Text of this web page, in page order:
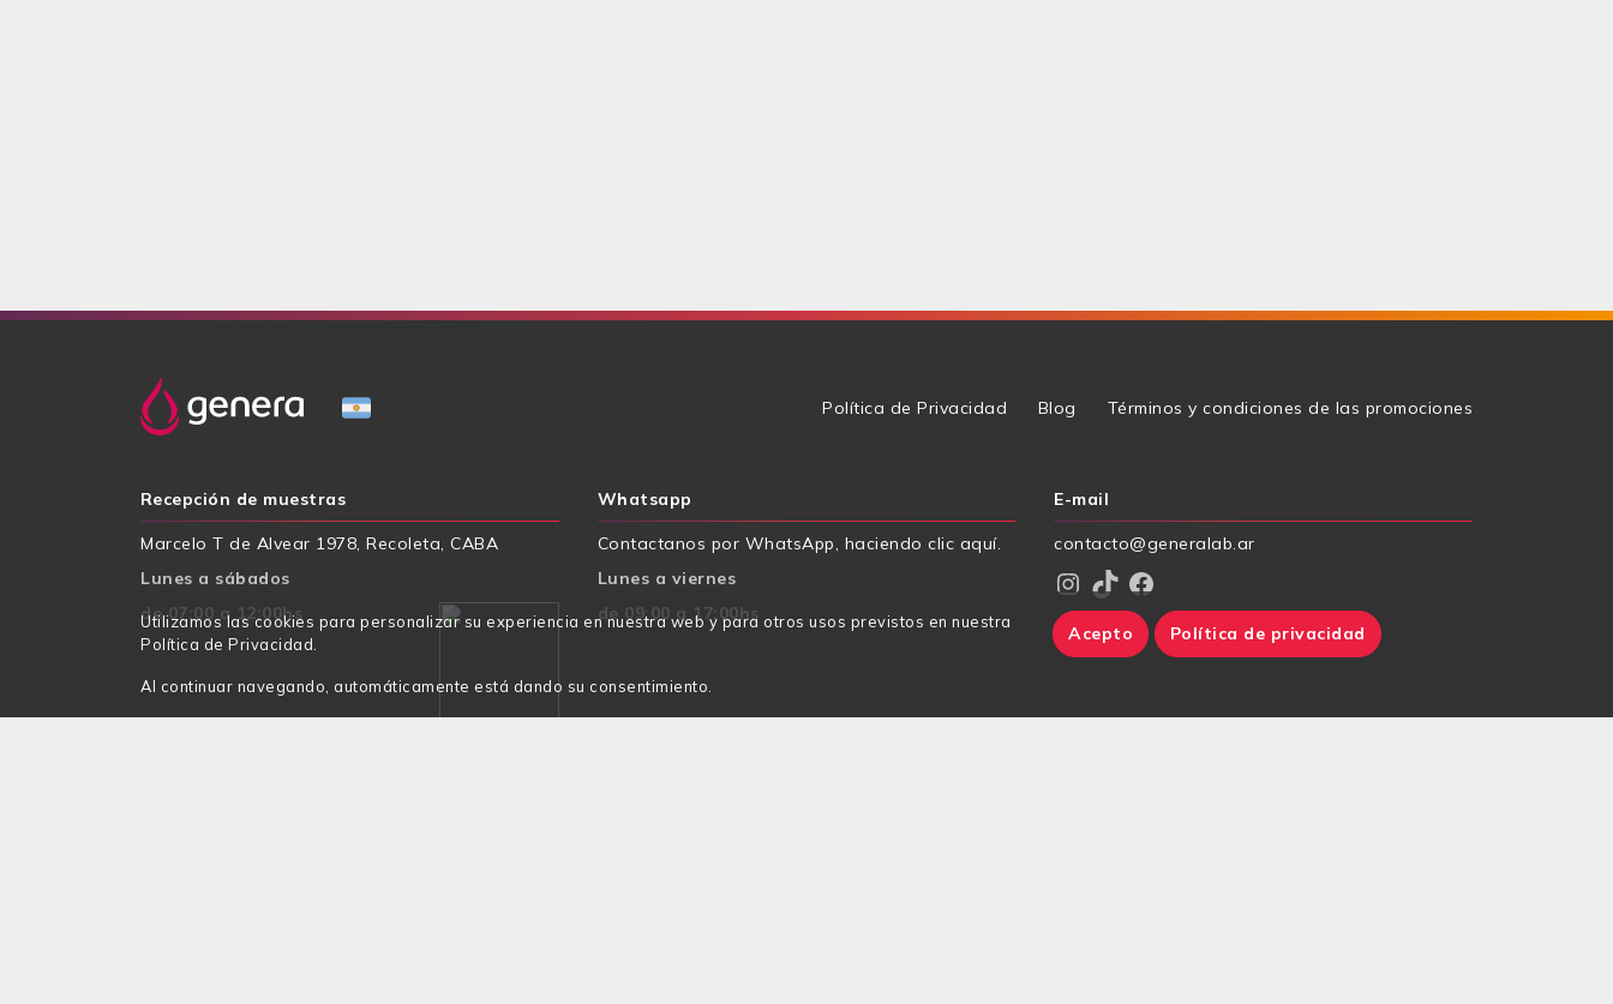
Utilizamos las cookies para personalizar su experiencia en nuestra web y para otros usos previstos en nuestra
Política de Privacidad.
Al continuar navegando, automáticamente está dando su consentimiento.
Acepto Política de privacidad
Política de Privacidad Blog Términos y condiciones de las promociones
Recepción de muestras
Marcelo T de Alvear 1978, Recoleta, CABA
Lunes a sábados
de 07:00 a 12:00hs
Whatsapp
Contactanos por WhatsApp, haciendo clic aquí.
Lunes a viernes
de 09:00 a 17:00hs
E-mail
contacto@generalab.ar
Instagram TikTok Facebook